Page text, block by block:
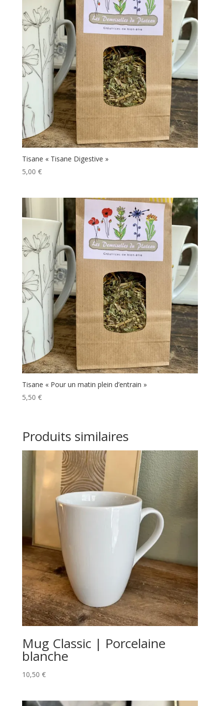
Tisane « Tisane Digestive »
5,00 €
Tisane « Pour un matin plein d’entrain »
5,50 €
Produits similaires
Mug Classic | Porcelaine
blanche
10,50 €